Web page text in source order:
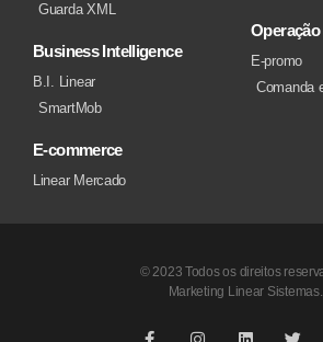
Guarda XML
Business Intelligence
B.I. Linear
SmartMob
E-commerce
Linear Mercado
Operação
E-promo
Comanda
© 2023 Todos os direitos
Marketing Linear Sistemas.